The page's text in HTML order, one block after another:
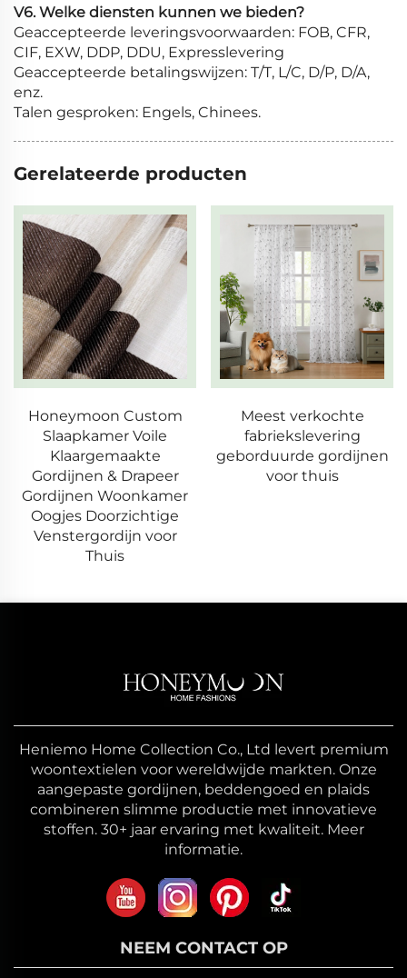
V6. Welke diensten kunnen we bieden?
Geaccepteerde leveringsvoorwaarden: FOB, CFR,
CIF, EXW, DDP, DDU, Expresslevering
Geaccepteerde betalingswijzen: T/T, L/C, D/P, D/A,
enz.
Talen gesproken: Engels, Chinees.
Gerelateerde producten
Honeymoon Custom
Slaapkamer Voile
Klaargemaakte
Gordijnen & Drapeer
Gordijnen Woonkamer
Oogjes Doorzichtige
Venstergordijn voor
Thuis
Meest verkochte
fabriekslevering
geborduurde gordijnen
voor thuis
Heniemo Home Collection Co., Ltd levert premium
woontextielen voor wereldwijde markten. Onze
aangepaste gordijnen, beddengoed en plaids
combineren slimme productie met innovatieve
stoffen. 30+ jaar ervaring met kwaliteit. Meer
informatie.
NEEM CONTACT OP